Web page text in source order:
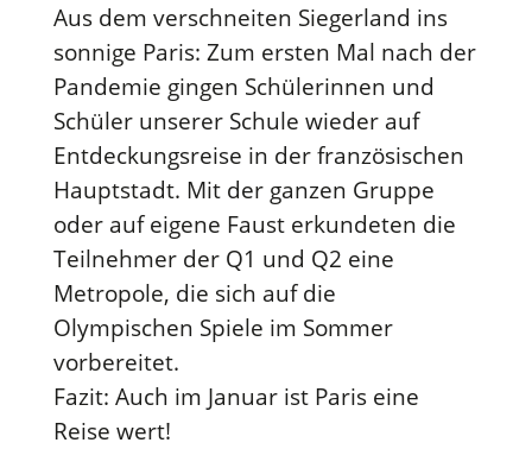
Aus dem verschneiten Siegerland ins
sonnige Paris: Zum ersten Mal nach der
Pandemie gingen Schülerinnen und
Schüler unserer Schule wieder auf
Entdeckungsreise in der französischen
Hauptstadt. Mit der ganzen Gruppe
oder auf eigene Faust erkundeten die
Teilnehmer der Q1 und Q2 eine
Metropole, die sich auf die
Olympischen Spiele im Sommer
vorbereitet.
Fazit: Auch im Januar ist Paris eine
Reise wert!